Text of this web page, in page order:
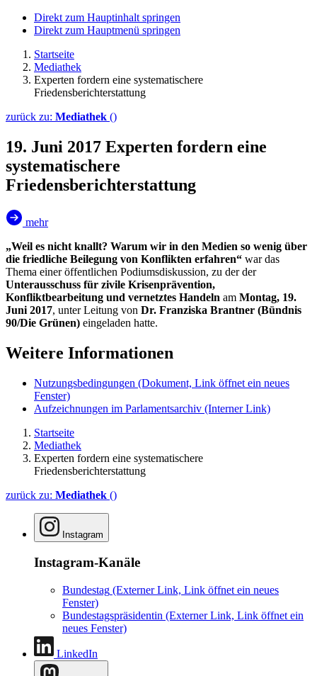
Direkt zum Hauptinhalt springen
Direkt zum Hauptmenü springen
Startseite
Mediathek
Experten fordern eine systematischere
Friedensberichterstattung
zurück zu: Mediathek ()
19. Juni 2017 Experten fordern eine
systematischere
Friedensberichterstattung
mehr
„Weil es nicht knallt? Warum wir in den Medien so wenig über
die friedliche Beilegung von Konflikten erfahren“ war das
Thema einer öffentlichen Podiumsdiskussion, zu der der
Unterausschuss für zivile Krisenprävention,
Konfliktbearbeitung und vernetztes Handeln am Montag, 19.
Juni 2017, unter Leitung von Dr. Franziska Brantner (Bündnis
90/Die Grünen) eingeladen hatte.
Weitere Informationen
Nutzungsbedingungen (Dokument, Link öffnet ein neues
Fenster)
Aufzeichnungen im Parlamentsarchiv (Interner Link)
Startseite
Mediathek
Experten fordern eine systematischere
Friedensberichterstattung
zurück zu: Mediathek ()
Instagram
Instagram-Kanäle
Bundestag (Externer Link, Link öffnet ein neues
Fenster)
Bundestagspräsidentin (Externer Link, Link öffnet ein
neues Fenster)
LinkedIn